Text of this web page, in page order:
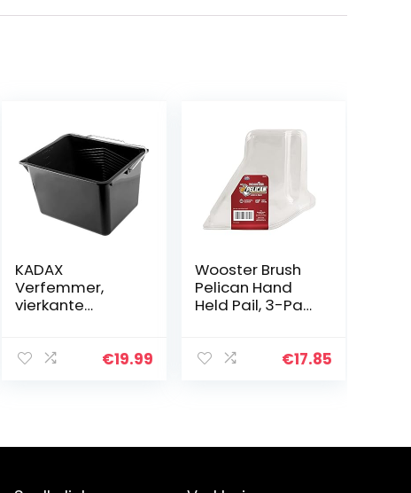
KADAX
Verfemmer,
vierkante
met metalen
voor renovatie,
€19.99
Wooster Brush
Pelican Hand
Held Pail, 3-Pack
€17.85